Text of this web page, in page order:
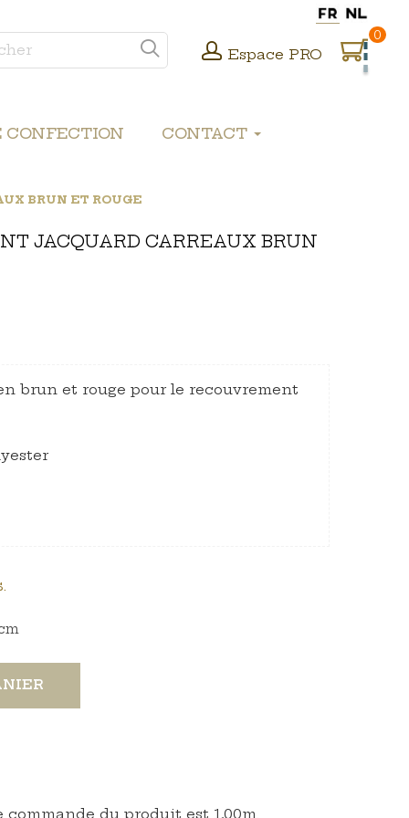
Espace PRO
0
CONFECTION CONTACT
BRUN ET ROUGE
JACQUARD CARREAUX BRUN
brun et rouge pour le recouvrement
du produit est 1,00m.